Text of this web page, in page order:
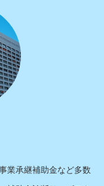
業承継補助金など多数